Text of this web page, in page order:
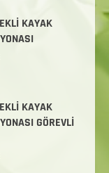
KAYAK
KAYAK
GÖREVLİ